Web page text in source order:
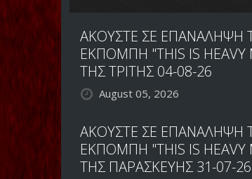
ΑΚΟΥΣΤΕ ΣΕ ΕΠΑΝΑΛΗΨΗ
ΕΚΠΟΜΠΗ "THIS IS HEAVY
ΤΗΣ ΤΡΙΤΗΣ 04-08-26
August 05, 2026
ΑΚΟΥΣΤΕ ΣΕ ΕΠΑΝΑΛΗΨΗ
ΕΚΠΟΜΠΗ "THIS IS HEAVY
ΤΗΣ ΠΑΡΑΣΚΕΥΗΣ 31-07-26